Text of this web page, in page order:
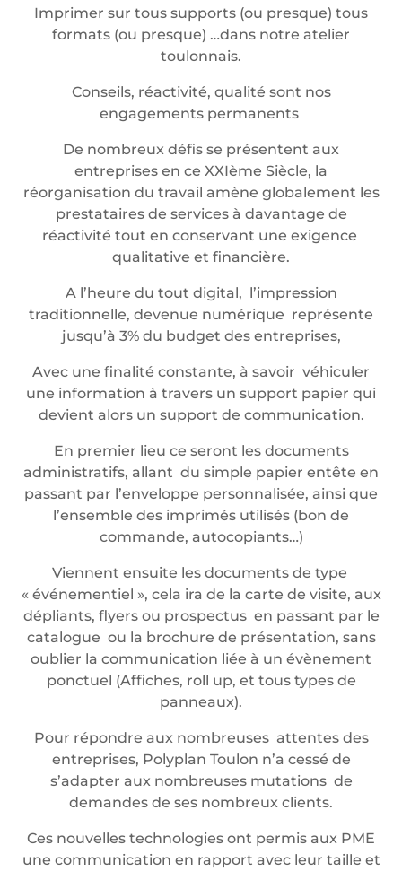
Imprimer sur tous supports (ou presque) tous
formats (ou presque) …dans notre atelier
toulonnais.
Conseils, réactivité, qualité sont nos
engagements permanents
De nombreux défis se présentent aux
entreprises en ce XXIème Siècle, la
réorganisation du travail amène globalement les
prestataires de services à davantage de
réactivité tout en conservant une exigence
qualitative et financière.
A l’heure du tout digital, l’impression
traditionnelle, devenue numérique représente
jusqu’à 3% du budget des entreprises,
Avec une finalité constante, à savoir véhiculer
une information à travers un support papier qui
devient alors un support de communication.
En premier lieu ce seront les documents
administratifs, allant du simple papier entête en
passant par l’enveloppe personnalisée, ainsi que
l’ensemble des imprimés utilisés (bon de
commande, autocopiants…)
Viennent ensuite les documents de type
« événementiel », cela ira de la carte de visite, aux
dépliants, flyers ou prospectus en passant par le
catalogue ou la brochure de présentation, sans
oublier la communication liée à un évènement
ponctuel (Affiches, roll up, et tous types de
panneaux).
Pour répondre aux nombreuses attentes des
entreprises, Polyplan Toulon n’a cessé de
s’adapter aux nombreuses mutations de
demandes de ses nombreux clients.
Ces nouvelles technologies ont permis aux PME
une communication en rapport avec leur taille et